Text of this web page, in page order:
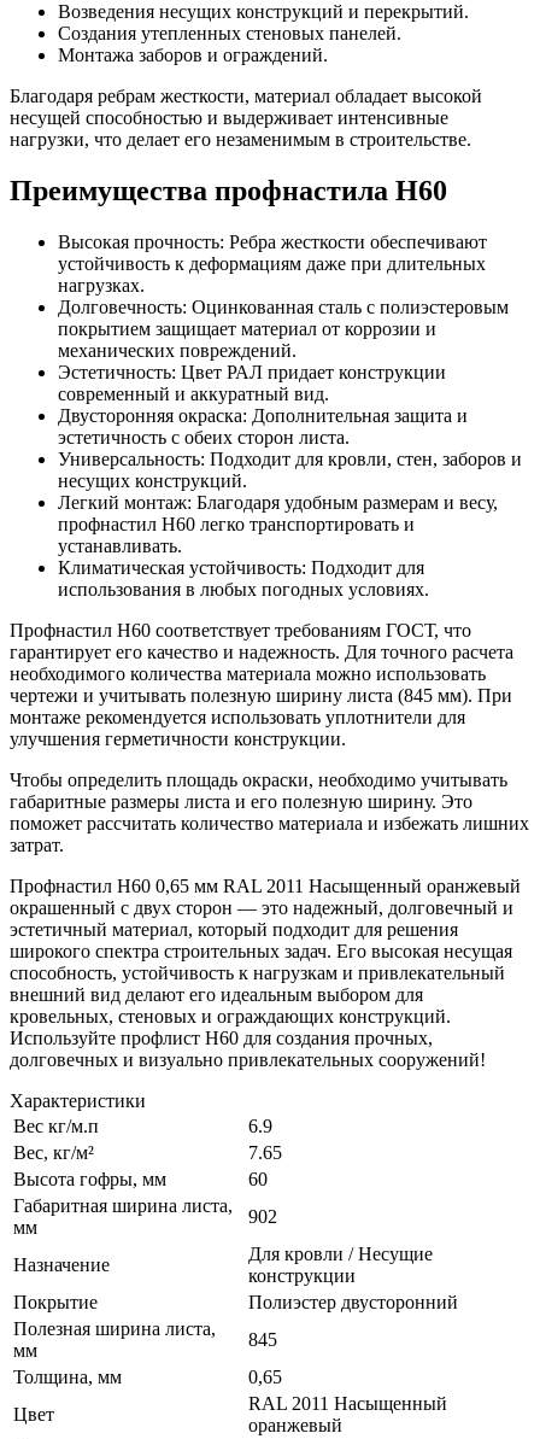
Возведения несущих конструкций и перекрытий.
Создания утепленных стеновых панелей.
Монтажа заборов и ограждений.
Благодаря ребрам жесткости, материал обладает высокой
несущей способностью и выдерживает интенсивные
нагрузки, что делает его незаменимым в строительстве.
Преимущества профнастила Н60
Высокая прочность: Ребра жесткости обеспечивают
устойчивость к деформациям даже при длительных
нагрузках.
Долговечность: Оцинкованная сталь с полиэстеровым
покрытием защищает материал от коррозии и
механических повреждений.
Эстетичность: Цвет РАЛ придает конструкции
современный и аккуратный вид.
Двусторонняя окраска: Дополнительная защита и
эстетичность с обеих сторон листа.
Универсальность: Подходит для кровли, стен, заборов и
несущих конструкций.
Легкий монтаж: Благодаря удобным размерам и весу,
профнастил Н60 легко транспортировать и
устанавливать.
Климатическая устойчивость: Подходит для
использования в любых погодных условиях.
Профнастил Н60 соответствует требованиям ГОСТ, что
гарантирует его качество и надежность. Для точного расчета
необходимого количества материала можно использовать
чертежи и учитывать полезную ширину листа (845 мм). При
монтаже рекомендуется использовать уплотнители для
улучшения герметичности конструкции.
Чтобы определить площадь окраски, необходимо учитывать
габаритные размеры листа и его полезную ширину. Это
поможет рассчитать количество материала и избежать лишних
затрат.
Профнастил Н60 0,65 мм RAL 2011 Насыщенный оранжевый
окрашенный с двух сторон — это надежный, долговечный и
эстетичный материал, который подходит для решения
широкого спектра строительных задач. Его высокая несущая
способность, устойчивость к нагрузкам и привлекательный
внешний вид делают его идеальным выбором для
кровельных, стеновых и ограждающих конструкций.
Используйте профлист Н60 для создания прочных,
долговечных и визуально привлекательных сооружений!
Характеристики
Вес кг/м.п
6.9
Вес, кг/м²
7.65
Высота гофры, мм
60
Габаритная ширина листа,
мм
902
Назначение
Для кровли / Несущие
конструкции
Покрытие
Полиэстер двусторонний
Полезная ширина листа,
мм
845
Толщина, мм
0,65
Цвет
RAL 2011 Насыщенный
оранжевый